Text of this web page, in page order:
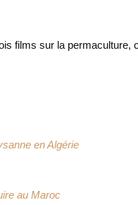
films sur la permaculture,
en Algérie
au Maroc